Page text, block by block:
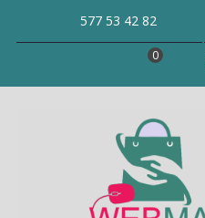
577 53 42 82
0